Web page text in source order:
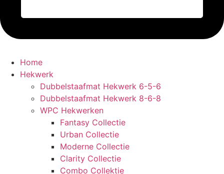
Home
Hekwerk
Dubbelstaafmat Hekwerk 6-5-6
Dubbelstaafmat Hekwerk 8-6-8
WPC Hekwerken
Fantasy Collectie
Urban Collectie
Moderne Collectie
Clarity Collectie
Combo Collektie